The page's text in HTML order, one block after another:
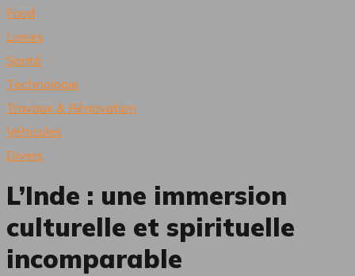
Food
Loisirs
Santé
Technologie
Travaux & Rénovation
Véhicules
Divers
L’Inde : une immersion
culturelle et spirituelle
incomparable